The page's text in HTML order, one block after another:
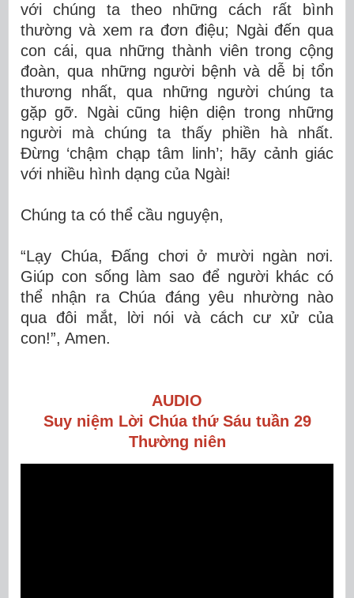
với chúng ta theo những cách rất bình
thường và xem ra đơn điệu; Ngài đến qua
con cái, qua những thành viên trong cộng
đoàn, qua những người bệnh và dễ bị tổn
thương nhất, qua những người chúng ta
gặp gỡ. Ngài cũng hiện diện trong những
người mà chúng ta thấy phiền hà nhất.
Đừng ‘chậm chạp tâm linh’; hãy cảnh giác
với nhiều hình dạng của Ngài!
Chúng ta có thể cầu nguyện,
“Lạy Chúa, Đấng chơi ở mười ngàn nơi.
Giúp con sống làm sao để người khác có
thể nhận ra Chúa đáng yêu nhường nào
qua đôi mắt, lời nói và cách cư xử của
con!”, Amen.
AUDIO
Suy niệm Lời Chúa thứ Sáu tuần 29
Thường niên